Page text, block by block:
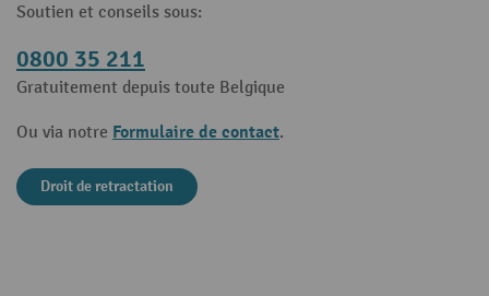
Soutien et conseils sous:
0800 35 211
Gratuitement depuis toute Belgique
Ou via notre Formulaire de contact.
Droit de retractation